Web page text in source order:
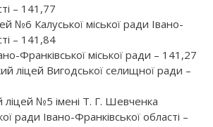
– 141,77
№6 Калуської міської ради Івано-
– 141,84
Франківської міської ради – 141,27
ліцей Вигодської селищної ради –
№5 імені Т. Г. Шевченка
ради Івано-Франківської області –